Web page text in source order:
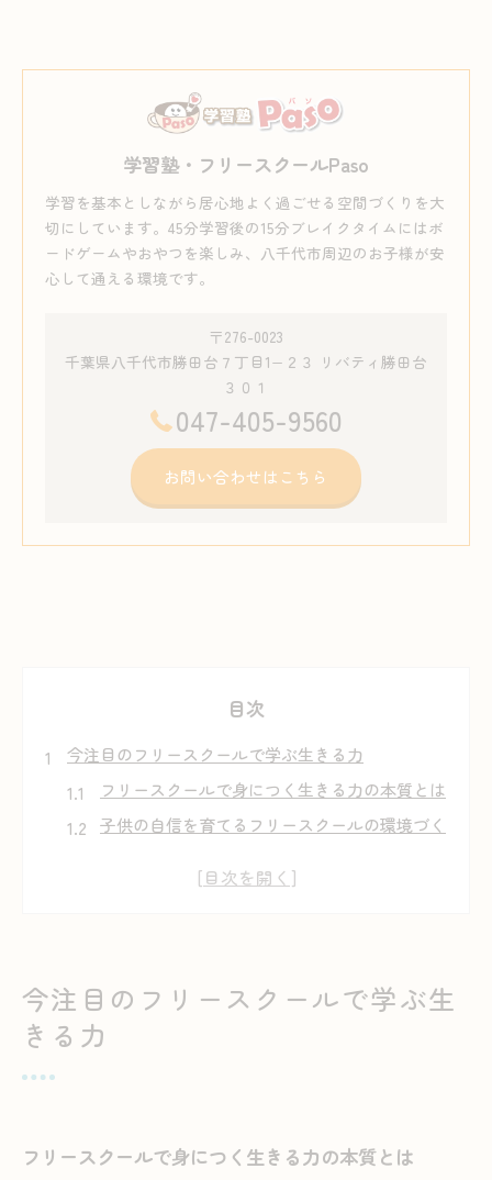
学習塾・フリースクールPaso
学習を基本としながら居心地よく過ごせる空間づくりを大
切にしています。45分学習後の15分ブレイクタイムにはボ
ードゲームやおやつを楽しみ、八千代市周辺のお子様が安
心して通える環境です。
〒276-0023
千葉県八千代市勝田台７丁目1−２３ リバティ勝田台
３０１
047-405-9560
お問い合わせはこちら
目次
今注目のフリースクールで学ぶ生きる力
フリースクールで身につく生きる力の本質とは
子供の自信を育てるフリースクールの環境づく
不登校支援とライフスキル教育の現場から学ぶ
ライフスキル習得に役立つフリースクール活用法
フリースクールの体験型プログラムで得る成長
グループ活動が促す子供同士のコミュニケーシ
今注目のフリースクールで学ぶ生
きる力
フリースクールで身につく生きる力の本質とは